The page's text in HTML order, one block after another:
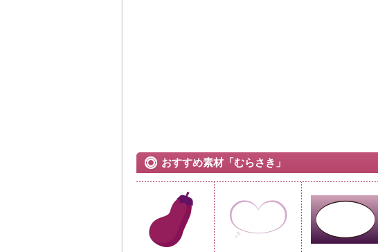
おすすめ素材「むらさき」